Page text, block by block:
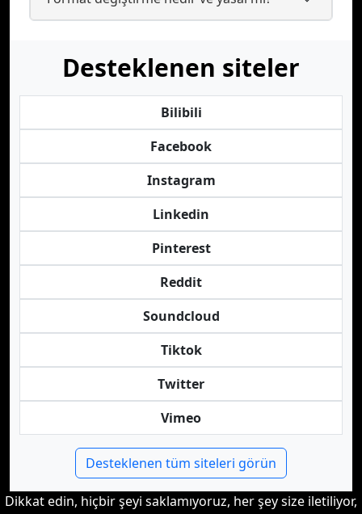
Desteklenen siteler
Bilibili
Facebook
Instagram
Linkedin
Pinterest
Reddit
Soundcloud
Tiktok
Twitter
Vimeo
Desteklenen tüm siteleri görün
Dikkat edin, hiçbir şeyi saklamıyoruz, her şey size iletiliyor,